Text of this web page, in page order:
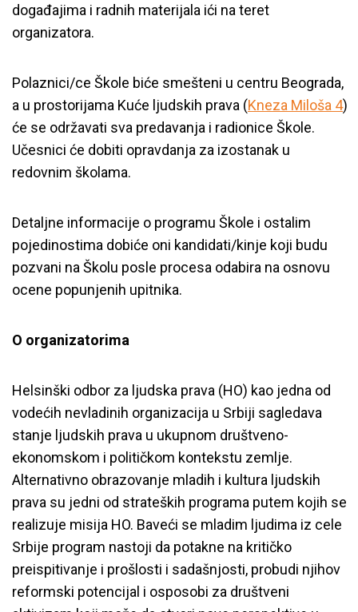
događajima i radnih materijala ići na teret
organizatora.
Polaznici/ce Škole biće smešteni u centru Beograda,
a u prostorijama Kuće ljudskih prava (Kneza Miloša 4)
će se održavati sva predavanja i radionice Škole.
Učesnici će dobiti opravdanja za izostanak u
redovnim školama.
Detaljne informacije o programu Škole i ostalim
pojedinostima dobiće oni kandidati/kinje koji budu
pozvani na Školu posle procesa odabira na osnovu
ocene popunjenih upitnika.
O organizatorima
Helsinški odbor za ljudska prava (HO) kao jedna od
vodećih nevladinih organizacija u Srbiji sagledava
stanje ljudskih prava u ukupnom društveno-
ekonomskom i političkom kontekstu zemlje.
Alternativno obrazovanje mladih i kultura ljudskih
prava su jedni od strateških programa putem kojih se
realizuje misija HO. Baveći se mladim ljudima iz cele
Srbije program nastoji da potakne na kritičko
preispitivanje i prošlosti i sadašnjosti, probudi njihov
reformski potencijal i osposobi za društveni